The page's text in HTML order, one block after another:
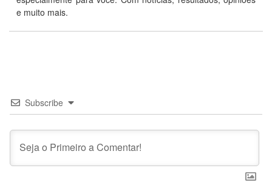
e muito mais.
Subscribe